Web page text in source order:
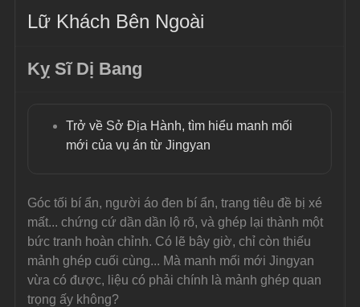
Lữ Khách Bên Ngoài
Kỵ Sĩ Dị Bang
Trở về Sở Địa Hành, tìm hiểu manh mối
mới của vụ án từ Jingyan
Góc tối bí ẩn, người áo đen bí ẩn, trang tiêu đề bị xé
mất... chứng cứ dần dần lộ rõ, và ghép lại thành một
bức tranh hoàn chỉnh. Có lẽ bây giờ, chỉ còn thiếu
mảnh ghép cuối cùng... Mà manh mối mới Jingyan
vừa có được, liệu có phải chính là mảnh ghép quan
trọng ấy không?